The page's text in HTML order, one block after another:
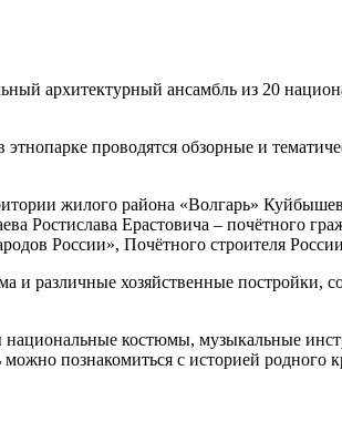
архитектурный ансамбль из 20
проводятся обзорные и
жилого района «Волгарь»
Ростислава Ерастовича – почётного
России», Почётного строителя
и различные хозяйственные постройки,
костюмы, музыкальные
познакомиться с историей